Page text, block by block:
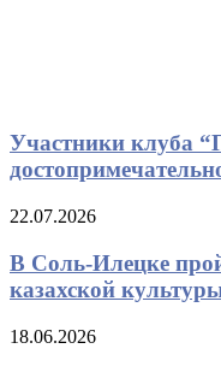
Участники клуба
22.07.2026
В Соль-Илецке
казахской
18.06.2026